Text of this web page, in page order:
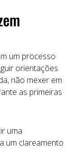
um processo
orientações
não mexer em
as primeiras
uma
um clareamento